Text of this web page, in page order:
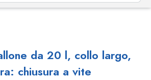
da 20 l, collo largo,
chiusura a vite